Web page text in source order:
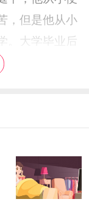
，但是他从小
。大学毕业后
沉迷于科学技
的竞争，他
列的收官之
斗与温情的故
，更是一个时